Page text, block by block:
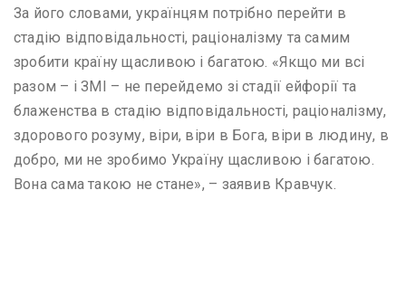
За його словами, українцям потрібно перейти в
стадію відповідальності, раціоналізму та самим
зробити країну щасливою і багатою. «Якщо ми всі
разом – і ЗМІ – не перейдемо зі стадії ейфорії та
блаженства в стадію відповідальності, раціоналізму,
здорового розуму, віри, віри в Бога, віри в людину, в
добро, ми не зробимо Україну щасливою і багатою.
Вона сама такою не стане», – заявив Кравчук.